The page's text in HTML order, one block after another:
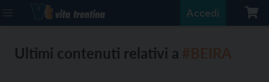
Accedi
Ultimi contenuti relativi a